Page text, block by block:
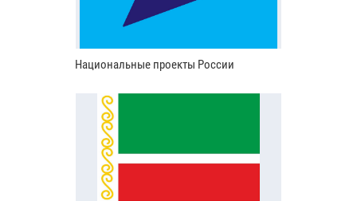
Национальные проекты России